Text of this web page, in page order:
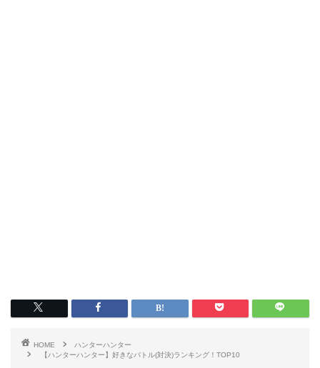
HOME
ハンターハンター
【ハンターハンター】好きなバトル(対決)ランキング！TOP10